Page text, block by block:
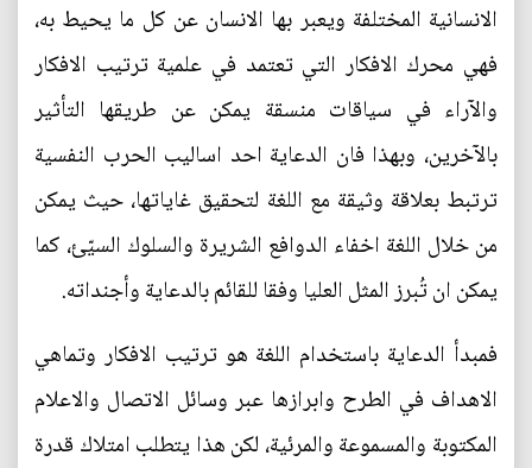
الانسانية المختلفة ويعبر بها الانسان عن كل ما يحيط به،
فهي محرك الافكار التي تعتمد في علمية ترتيب الافكار
والآراء في سياقات منسقة يمكن عن طريقها التأثير
بالآخرين، وبهذا فان الدعاية احد اساليب الحرب النفسية
ترتبط بعلاقة وثيقة مع اللغة لتحقيق غاياتها، حيث يمكن
من خلال اللغة اخفاء الدوافع الشريرة والسلوك السيّئ، كما
يمكن ان تُبرز المثل العليا وفقا للقائم بالدعاية وأجنداته.
فمبدأ الدعاية باستخدام اللغة هو ترتيب الافكار وتماهي
الاهداف في الطرح وابرازها عبر وسائل الاتصال والاعلام
المكتوبة والمسموعة والمرئية، لكن هذا يتطلب امتلاك قدرة